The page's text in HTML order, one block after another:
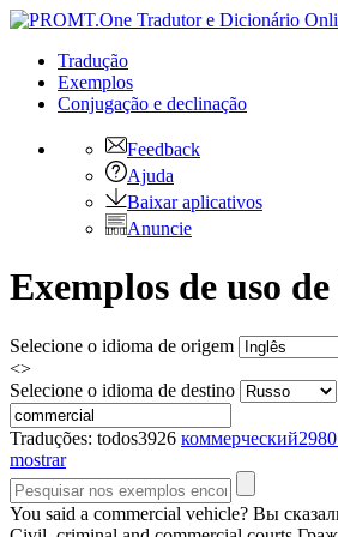
Tradução
Exemplos
Conjugação e declinação
Feedback
Ajuda
Baixar aplicativos
Anuncie
Exemplos de uso
Selecione o idioma de origem
<>
Selecione o idioma de destino
Traduções: todos3926 коммерческий2980
mostrar
You said a commercial vehicle? Вы